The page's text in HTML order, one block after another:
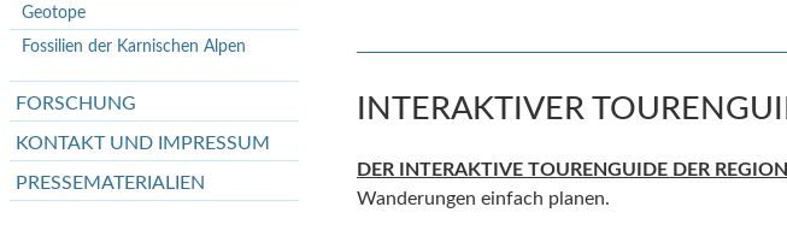
Geotope
Fossilien der Karnischen Alpen
FORSCHUNG
KONTAKT UND IMPRESSUM
PRESSEMATERIALIEN
INTERAKTIVER
DER INTERAKTIVE TOURENGUIDE DER REGION
Wanderungen einfach planen.